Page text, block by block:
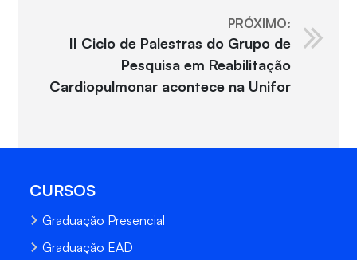
PRÓXIMO:
II Ciclo de Palestras do Grupo de
Pesquisa em Reabilitação
Cardiopulmonar acontece na Unifor
CURSOS
Graduação Presencial
Graduação EAD